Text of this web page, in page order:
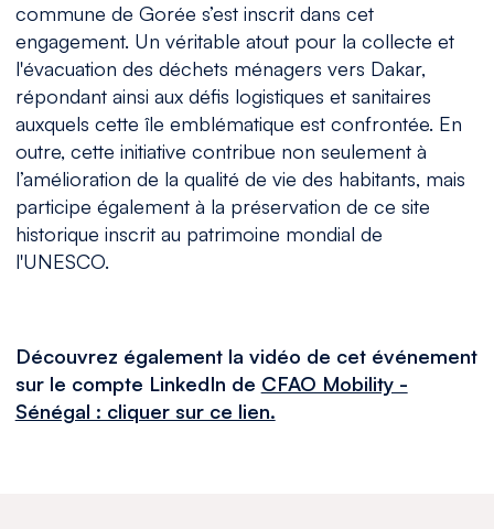
commune de Gorée s’est inscrit dans cet
engagement. Un véritable atout pour la collecte et
l'évacuation des déchets ménagers vers Dakar,
répondant ainsi aux défis logistiques et sanitaires
auxquels cette île emblématique est confrontée. En
outre, cette initiative contribue non seulement à
l’amélioration de la qualité de vie des habitants, mais
participe également à la préservation de ce site
historique inscrit au patrimoine mondial de
l'UNESCO.
Découvrez également la vidéo de cet événement
sur le compte LinkedIn de CFAO Mobility -
Sénégal : cliquer sur ce lien.